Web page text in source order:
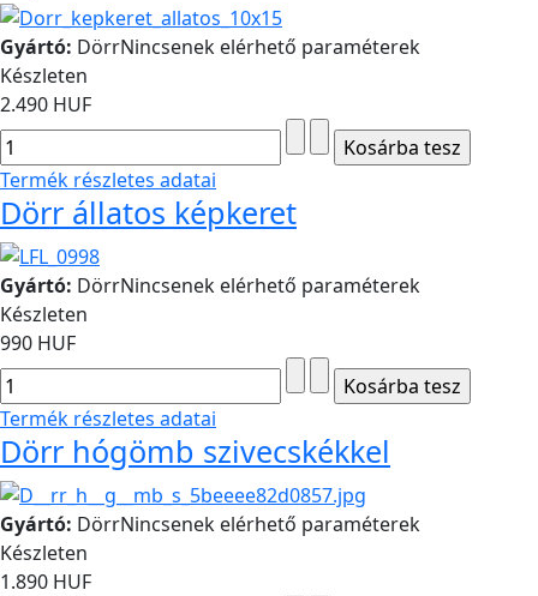
Gyártó: DörrNincsenek elérhető paraméterek
Készleten
2.490 HUF
Termék részletes adatai
Dörr állatos képkeret
Gyártó: DörrNincsenek elérhető paraméterek
Készleten
990 HUF
Termék részletes adatai
Dörr hógömb szivecskékkel
Gyártó: DörrNincsenek elérhető paraméterek
Készleten
1.890 HUF